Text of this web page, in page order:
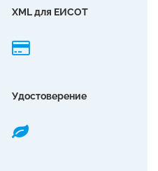
XML для ЕИСОТ
Удостоверение